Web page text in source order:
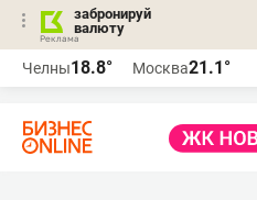
забронируй
валюту
Челны18.8° Москва21.1°